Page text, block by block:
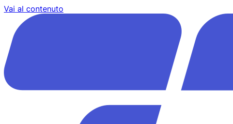
Vai al contenuto